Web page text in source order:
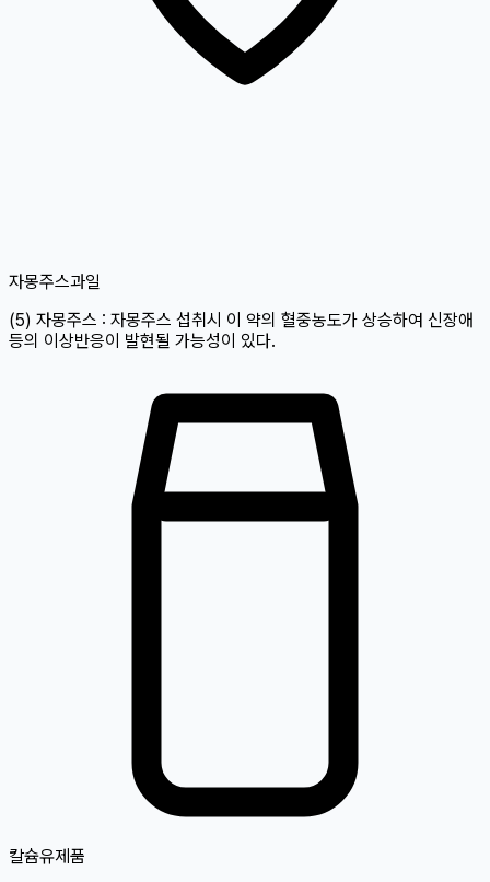
자몽주스과일
(5) 자몽주스 : 자몽주스 섭취시 이 약의 혈중농도가 상승하여 신장애
등의 이상반응이 발현될 가능성이 있다.
칼슘유제품